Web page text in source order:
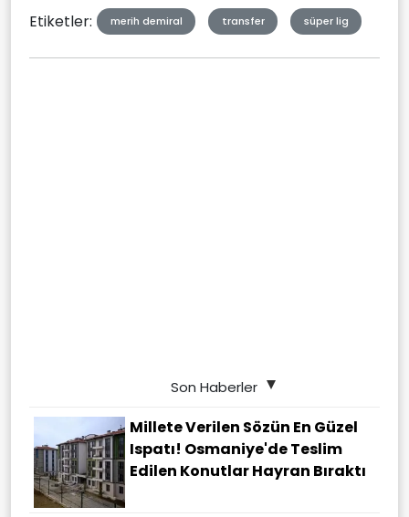
Etiketler: merih demiral transfer süper lig
Son Haberler
Millete Verilen Sözün En Güzel
Ispatı! Osmaniye'de Teslim
Edilen Konutlar Hayran Bıraktı